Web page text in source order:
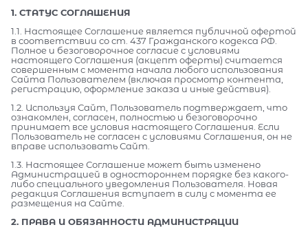
1. СТАТУС СОГЛАШЕНИЯ
1.1. Настоящее Соглашение является публичной офертой
в соответствии со ст. 437 Гражданского кодекса РФ.
Полное и безоговорочное согласие с условиями
настоящего Соглашения (акцепт оферты) считается
совершенным с момента начала любого использования
Сайта Пользователем (включая просмотр контента,
регистрацию, оформление заказа и иные действия).
1.2. Используя Сайт, Пользователь подтверждает, что
ознакомлен, согласен, полностью и безоговорочно
принимает все условия настоящего Соглашения. Если
Пользователь не согласен с условиями Соглашения, он не
вправе использовать Сайт.
1.3. Настоящее Соглашение может быть изменено
Администрацией в одностороннем порядке без какого-
либо специального уведомления Пользователя. Новая
редакция Соглашения вступает в силу с момента ее
размещения на Сайте.
2. ПРАВА И ОБЯЗАННОСТИ АДМИНИСТРАЦИИ